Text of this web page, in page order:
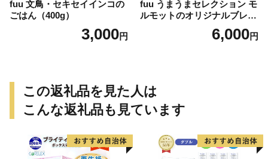
fuu 文鳥・セキセイインコの
ごはん（400g）
3,000円
fuu うまうまセレクション モ
ルモットのオリジナルブレン
6,000円
この返礼品を見た人は
こんな返礼品も見ています